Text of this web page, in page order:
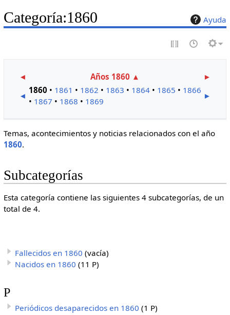
Ayuda
Categoría:1860
◄ Años 1860 ▲
►
◄
1860 • 1861 • 1862 • 1863 • 1864 • 1865 • 1866
• 1867 • 1868 • 1869
►
Temas, acontecimientos y noticias relacionados con el año
1860.
Subcategorías
Esta categoría contiene las siguientes 4 subcategorías, de un
total de 4.
Fallecidos en 1860 (vacía)
Nacidos en 1860 (11 P)
P
Periódicos desaparecidos en 1860 (1 P)